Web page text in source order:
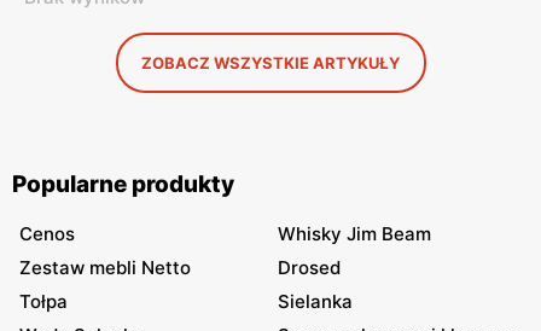
ZOBACZ WSZYSTKIE ARTYKUŁY
Popularne produkty
Cenos
Whisky Jim Beam
Zestaw mebli Netto
Drosed
Tołpa
Sielanka